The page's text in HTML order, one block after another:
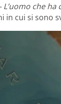
L’uomo che
in cui si sono